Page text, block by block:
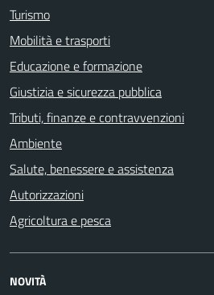
Turismo
Mobilità e trasporti
Educazione e formazione
Giustizia e sicurezza pubblica
Tributi, finanze e contravvenzioni
Ambiente
Salute, benessere e assistenza
Autorizzazioni
Agricoltura e pesca
NOVITÀ